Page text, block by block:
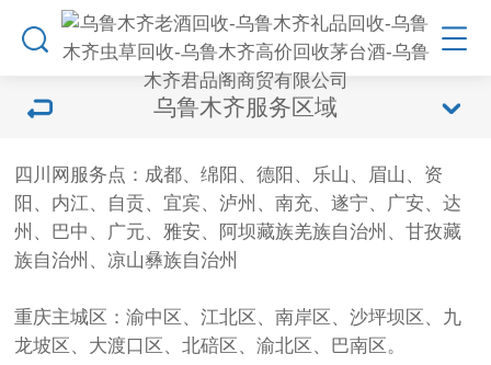
乌鲁木齐服务区域
四川网服务点：成都、绵阳、德阳、乐山、眉山、资
阳、内江、自贡、宜宾、泸州、南充、遂宁、广安、达
州、巴中、广元、雅安、阿坝藏族羌族自治州、甘孜藏
族自治州、凉山彝族自治州
重庆主城区：渝中区、江北区、南岸区、沙坪坝区、九
龙坡区、大渡口区、北碚区、渝北区、巴南区。